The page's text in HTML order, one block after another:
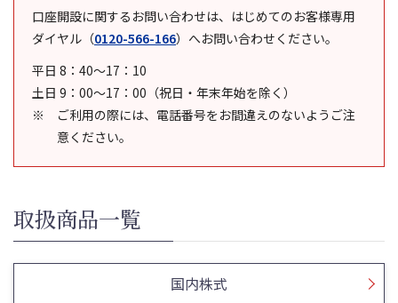
口座開設に関するお問い合わせは、はじめてのお客様専用
ダイヤル （0120-566-166） へお問い合わせください。
平日 8：40～17：10
土日 9：00～17：00（祝日・年末年始を除く）
ご利用の際には、電話番号をお間違えのないようご注
意ください。
取扱商品一覧
国内株式